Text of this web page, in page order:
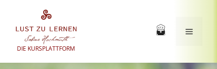
springen
DIE KURSPLATTFORM
Menü